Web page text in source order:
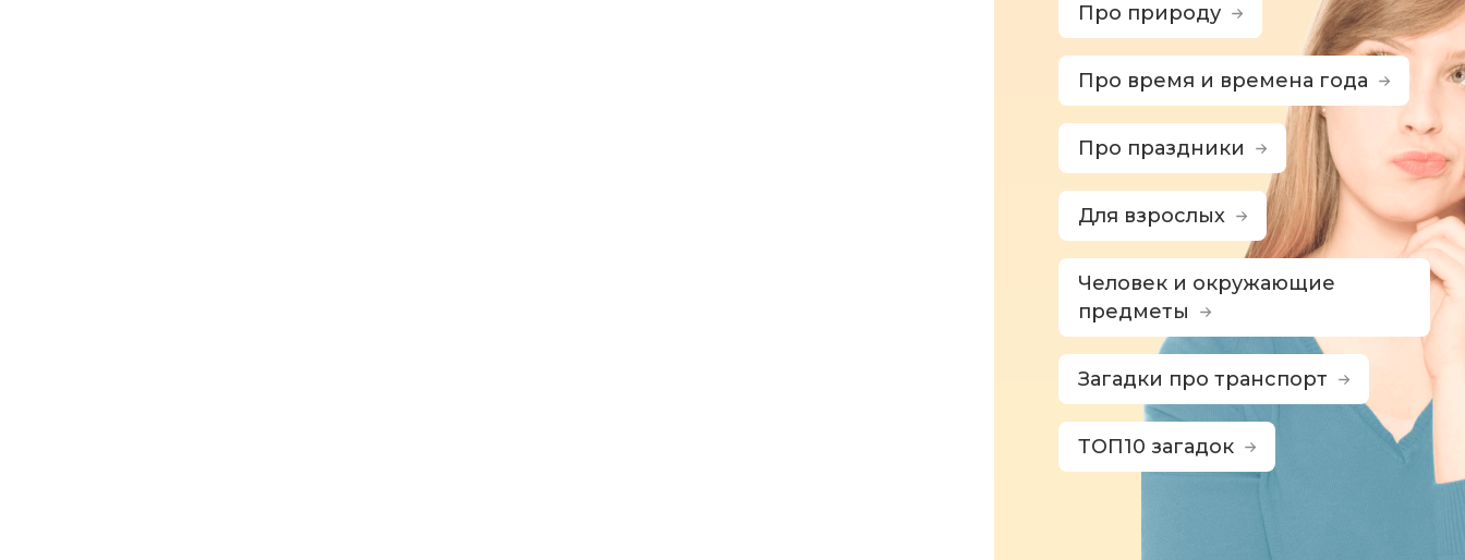
Про природу
Про время и времена года
Про праздники
Для взрослых
Человек и окружающие
предметы
Загадки про транспорт
ТОП10 загадок